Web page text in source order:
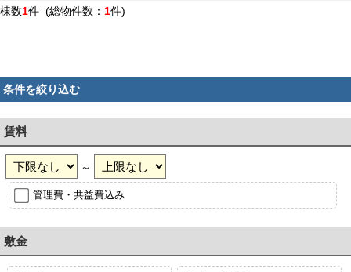
棟数1件 (総物件数： 1件)
条件を絞り込む
賃料
～
管理費・共益費込み
敷金